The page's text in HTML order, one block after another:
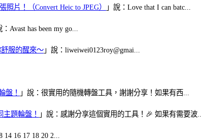
片！（Convert Heic to JPEG） 」說：Love that I can batc...
：Avast has been my go...
舒服的醒來～ 」說：liweiwei0123roy@gmai...
盤！ 」說：很實用的隨機轉盤工具，謝謝分享！如果有西...
題輪盤！ 」說：感謝分享這個實用的工具！🎉 如果有需要波
14 16 17 18 20 2...